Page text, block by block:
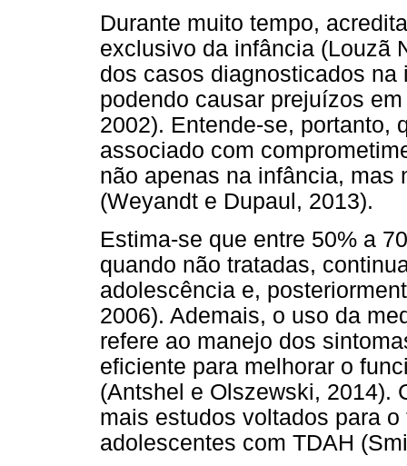
Durante muito tempo,
exclusivo da infância (Louzã
dos casos diagnosticados
podendo causar prejuízos
2002). Entende-se, portanto,
associado com
não apenas na infância, mas
(Weyandt e Dupaul, 2013).
Estima-se que entre 50% a
quando não tratadas,
adolescência e,
2006). Ademais, o uso da
refere ao manejo dos
eficiente para melhorar o
(Antshel e Olszewski, 2014).
mais estudos voltados para
adolescentes com TDAH